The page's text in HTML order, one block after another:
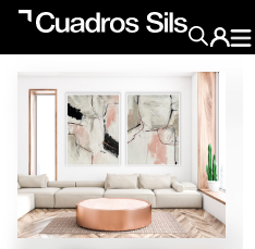
Obra Pictórica
Obra Gráfica
Inspiración